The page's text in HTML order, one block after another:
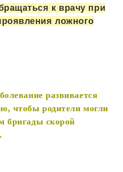
к врачу при
ложного
развивается
чтобы родители могли
бригады скорой